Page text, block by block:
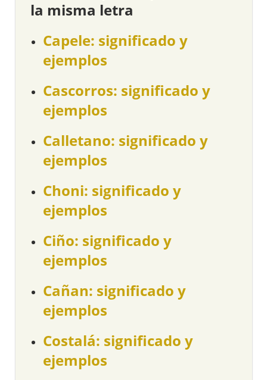
la misma letra
Capele: significado y
ejemplos
Cascorros: significado y
ejemplos
Calletano: significado y
ejemplos
Choni: significado y
ejemplos
Ciño: significado y
ejemplos
Cañan: significado y
ejemplos
Costalá: significado y
ejemplos